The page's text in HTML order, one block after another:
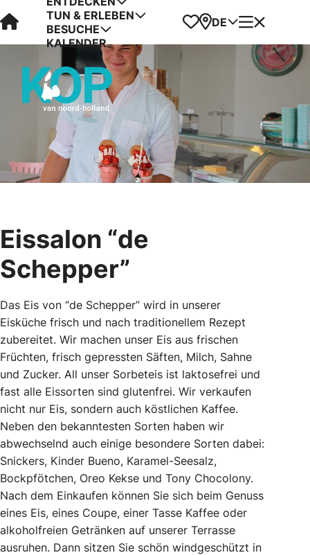
Visit Kop van Holland
TUN & ERLEBEN
BESUCHE
KALENDER
Favoriten
Karte
DE Menü
Eissalon “de
Schepper”
Das Eis von “de Schepper” wird in unserer
Eisküche frisch und nach traditionellem Rezept
zubereitet. Wir machen unser Eis aus frischen
Früchten, frisch gepressten Säften, Milch, Sahne
und Zucker. All unser Sorbeteis ist laktosefrei und
fast alle Eissorten sind glutenfrei. Wir verkaufen
nicht nur Eis, sondern auch köstlichen Kaffee.
Neben den bekanntesten Sorten haben wir
abwechselnd auch einige besondere Sorten dabei:
Snickers, Kinder Bueno, Karamel-Seesalz,
Bockpfötchen, Oreo Kekse und Tony Chocolony.
Nach dem Einkaufen können Sie sich beim Genuss
eines Eis, eines Coupe, einer Tasse Kaffee oder
alkoholfreien Getränken auf unserer Terrasse
ausruhen. Dann sitzen Sie schön windgeschützt in